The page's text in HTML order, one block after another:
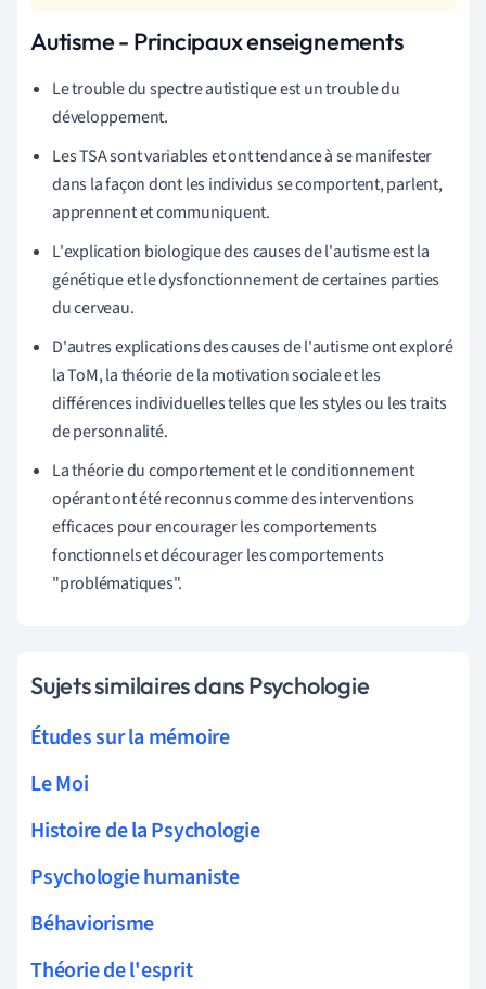
Autisme - Principaux enseignements
Le trouble du spectre autistique est un trouble du
développement.
Les TSA sont variables et ont tendance à se manifester
dans la façon dont les individus se comportent, parlent,
apprennent et communiquent.
L'explication biologique des causes de l'autisme est la
génétique et le dysfonctionnement de certaines parties
du cerveau.
D'autres explications des causes de l'autisme ont exploré
la ToM, la théorie de la motivation sociale et les
différences individuelles telles que les styles ou les traits
de personnalité.
La théorie du comportement et le conditionnement
opérant ont été reconnus comme des interventions
efficaces pour encourager les comportements
fonctionnels et décourager les comportements
"problématiques".
Sujets similaires dans Psychologie
Études sur la mémoire
Le Moi
Histoire de la Psychologie
Psychologie humaniste
Béhaviorisme
Théorie de l'esprit